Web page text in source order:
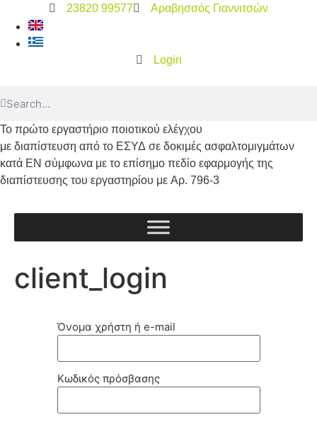
23820 99577 Αραβησσός Γιαννιτσών
Login
Το πρώτο εργαστήριο ποιοτικού ελέγχου
με διαπίστευση από το ΕΣΥΔ σε δοκιμές ασφαλτομιγμάτων
κατά ΕΝ σύμφωνα με το επίσημο πεδίο εφαρμογής της
διαπίστευσης του εργαστηρίου με Αρ. 796-3
client_login
Όνομα χρήστη ή e-mail
Κωδικός πρόσβασης